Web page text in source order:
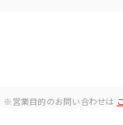
※営業目的のお問い合わせは